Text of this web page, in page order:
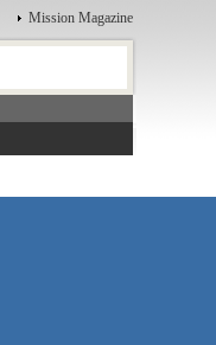
Mission Magazine